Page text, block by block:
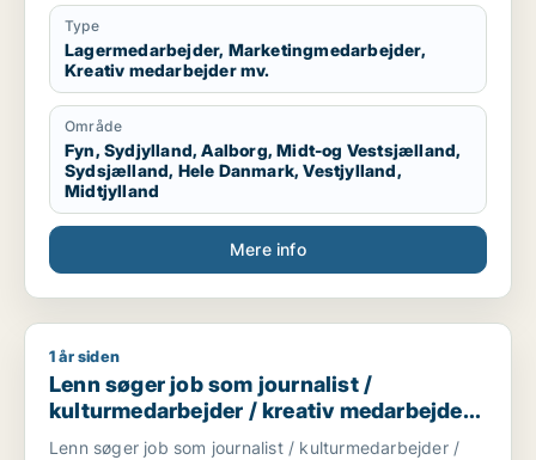
Type
Lagermedarbejder, Marketingmedarbejder,
Kreativ medarbejder mv.
Område
Fyn, Sydjylland, Aalborg, Midt-og Vestsjælland,
Sydsjælland, Hele Danmark, Vestjylland,
Midtjylland
Mere info
Lenn søger job som journalist / kulturmedarbejder /
1 år siden
Lenn søger job som journalist /
kulturmedarbejder / kreativ medarbejder /
lærer / pædagogmedhjælper
Lenn søger job som journalist / kulturmedarbejder /